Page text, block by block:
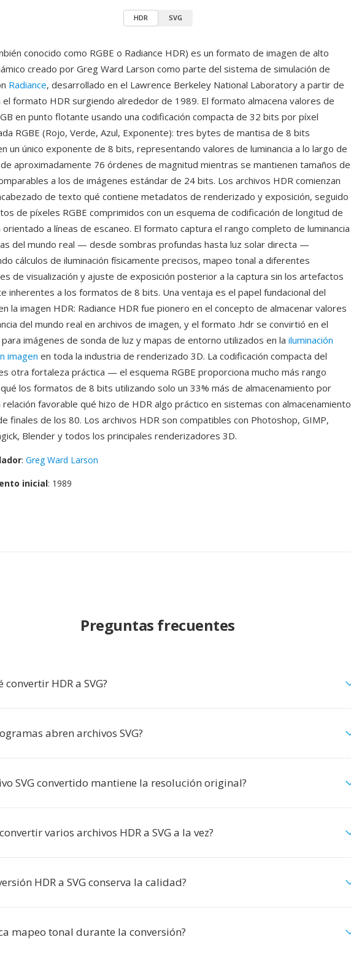
HDR SVG
conocido como RGBE o Radiance HDR) es un formato de imagen de alto
creado por Greg Ward Larson como parte del sistema de simulación de
Radiance, desarrollado en el Lawrence Berkeley National Laboratory a partir de
el formato HDR surgiendo alrededor de 1989. El formato almacena valores de
en punto flotante usando una codificación compacta de 32 bits por píxel
RGBE (Rojo, Verde, Azul, Exponente): tres bytes de mantisa de 8 bits
un único exponente de 8 bits, representando valores de luminancia a lo largo de
aproximadamente 76 órdenes de magnitud mientras se mantienen tamaños de
a los de imágenes estándar de 24 bits. Los archivos HDR comienzan
de texto qué contiene metadatos de renderizado y exposición, seguido
de píxeles RGBE comprimidos con un esquema de codificación de longitud de
orientado a líneas de escaneo. El formato captura el rango completo de luminancia
del mundo real — desde sombras profundas hasta luz solar directa —
cálculos de iluminación físicamente precisos, mapeo tonal a diferentes
de visualización y ajuste de exposición posterior a la captura sin los artefactos
inherentes a los formatos de 8 bits. Una ventaja es el papel fundacional del
la imagen HDR: Radiance HDR fue pionero en el concepto de almacenar valores
del mundo real en archivos de imagen, y el formato .hdr se convirtió en el
imágenes de sonda de luz y mapas de entorno utilizados en la iluminación
imagen en toda la industria de renderizado 3D. La codificación compacta del
otra fortaleza práctica — el esquema RGBE proporciona mucho más rango
los formatos de 8 bits utilizando solo un 33% más de almacenamiento por
relación favorable qué hizo de HDR algo práctico en sistemas con almacenamiento
finales de los 80. Los archivos HDR son compatibles con Photoshop, GIMP,
Blender y todos los principales renderizadores 3D.
: Greg Ward Larson
inicial: 1989
Preguntas frecuentes
convertir HDR a SVG?
abren archivos SVG?
SVG convertido mantiene la resolución original?
varios archivos HDR a SVG a la vez?
HDR a SVG conserva la calidad?
mapeo tonal durante la conversión?